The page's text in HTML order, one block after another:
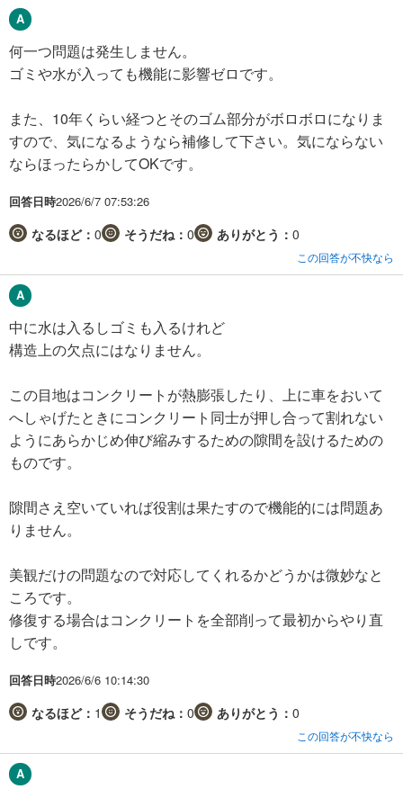
何一つ問題は発生しません。
ゴミや水が入っても機能に影響ゼロです。
また、10年くらい経つとそのゴム部分がボロボロになりま
すので、気になるようなら補修して下さい。気にならない
ならほったらかしてOKです。
回答日時2026/6/7 07:53:26
なるほど： 0 そうだね： 0 ありがとう： 0
この回答が不快なら
中に水は入るしゴミも入るけれど
構造上の欠点にはなりません。
この目地はコンクリートが熱膨張したり、上に車をおいて
へしゃげたときにコンクリート同士が押し合って割れない
ようにあらかじめ伸び縮みするための隙間を設けるための
ものです。
隙間さえ空いていれば役割は果たすので機能的には問題あ
りません。
美観だけの問題なので対応してくれるかどうかは微妙なと
ころです。
修復する場合はコンクリートを全部削って最初からやり直
しです。
回答日時2026/6/6 10:14:30
なるほど： 1 そうだね： 0 ありがとう： 0
この回答が不快なら